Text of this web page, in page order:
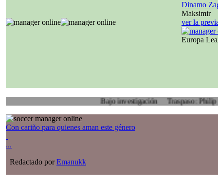
Dinamo
Maksimir
ver la
Europa
Bajo investigación Traspaso: Philip
Con cariño para quienes aman este género
...
Redactado porEmanukk